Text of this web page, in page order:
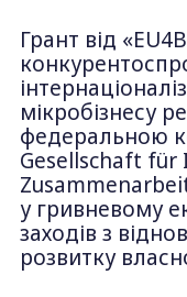
Грант від
мікробізнесу
федеральною
Gesellschaft
у гривневому
заходів з
розвитку